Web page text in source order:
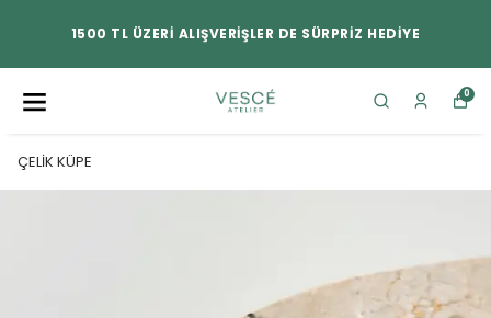
1500 TL ÜZERİ ALIŞVERİŞLER DE SÜRPRİZ HEDİYE
0
ÇELİK KÜPE